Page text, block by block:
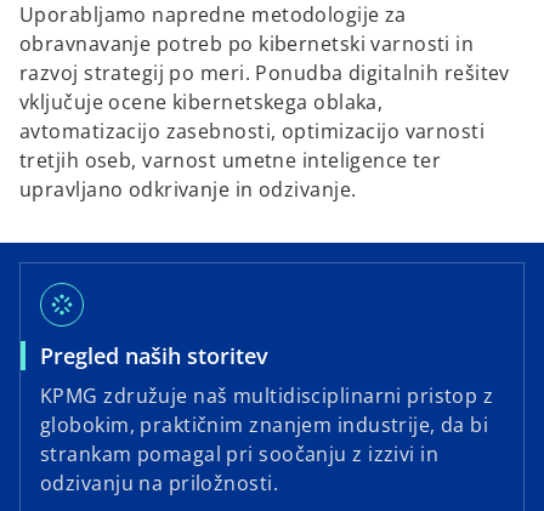
Uporabljamo napredne metodologije za
obravnavanje potreb po kibernetski varnosti in
razvoj strategij po meri. Ponudba digitalnih rešitev
vključuje ocene kibernetskega oblaka,
avtomatizacijo zasebnosti, optimizacijo varnosti
tretjih oseb, varnost umetne inteligence ter
upravljano odkrivanje in odzivanje.
stream
Pregled naših storitevo
p
s
KPMG združuje naš multidisciplinarni pristop z
globokim, praktičnim znanjem industrije, da bi
strankam pomagal pri soočanju z izzivi in ​​
odzivanju na priložnosti.